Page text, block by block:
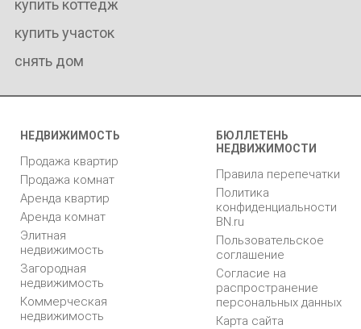
купить коттедж
купить участок
снять дом
НЕДВИЖИМОСТЬ
Продажа квартир
Продажа комнат
Аренда квартир
Аренда комнат
Элитная
недвижимость
Загородная
недвижимость
Коммерческая
недвижимость
БЮЛЛЕТЕНЬ
НЕДВИЖИМОСТИ
Правила перепечатки
Политика
конфиденциальности
BN.ru
Пользовательское
соглашение
Согласие на
распространение
персональных данных
Карта сайта